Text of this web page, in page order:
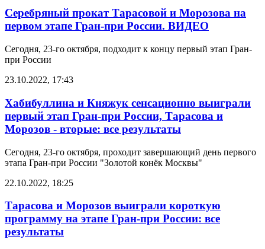
Серебряный прокат Тарасовой и Морозова на
первом этапе Гран-при России. ВИДЕО
Сегодня, 23-го октября, подходит к концу первый этап Гран-
при России
23.10.2022, 17:43
Хабибуллина и Княжук сенсационно выиграли
первый этап Гран-при России, Тарасова и
Морозов - вторые: все результаты
Сегодня, 23-го октября, проходит завершающий день первого
этапа Гран-при России "Золотой конёк Москвы"
22.10.2022, 18:25
Тарасова и Морозов выиграли короткую
программу на этапе Гран-при России: все
результаты